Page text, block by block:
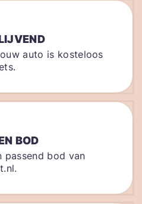
auto is kosteloos
BOD
passend bod van